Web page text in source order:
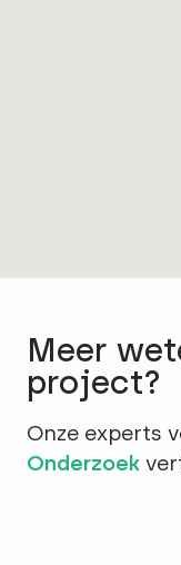
Meer
project?
Onze experts
Onderzoek